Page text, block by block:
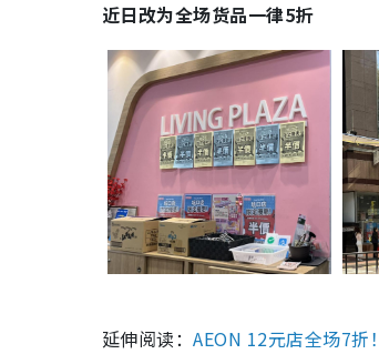
近日改为全场货品一律5折
延伸阅读：AEON 12元店全场7